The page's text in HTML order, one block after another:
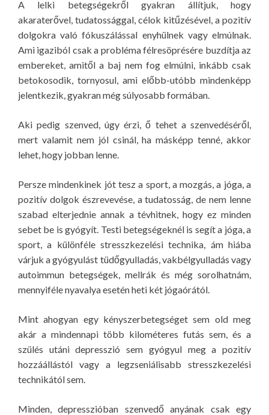
A lelki betegségekről gyakran állítjuk, hogy
akaraterővel, tudatossággal, célok kitűzésével, a pozitív
dolgokra való fókuszálással enyhülnek vagy elmúlnak.
Ami igaziból csak a probléma félresöprésére buzdítja az
embereket, amitől a baj nem fog elmúlni, inkább csak
betokosodik, tornyosul, ami előbb-utóbb mindenképp
jelentkezik, gyakran még súlyosabb formában.
Aki pedig szenved, úgy érzi, ő tehet a szenvedéséről,
mert valamit nem jól csinál, ha másképp tenné, akkor
lehet, hogy jobban lenne.
Persze mindenkinek jót tesz a sport, a mozgás, a jóga, a
pozitív dolgok észrevevése, a tudatosság, de nem lenne
szabad elterjednie annak a tévhitnek, hogy ez minden
sebet be is gyógyít. Testi betegségeknél is segít a jóga, a
sport, a különféle stresszkezelési technika, ám hiába
várjuk a gyógyulást tüdőgyulladás, vakbélgyulladás vagy
autoimmun betegségek, mellrák és még sorolhatnám,
mennyiféle nyavalya esetén heti két jógaórától.
Mint ahogyan egy kényszerbetegséget sem old meg
akár a mindennapi több kilométeres futás sem, és a
szülés utáni depresszió sem gyógyul meg a pozitív
hozzáállástól vagy a legzseniálisabb stresszkezelési
technikától sem.
Minden, depresszióban szenvedő anyának csak egy